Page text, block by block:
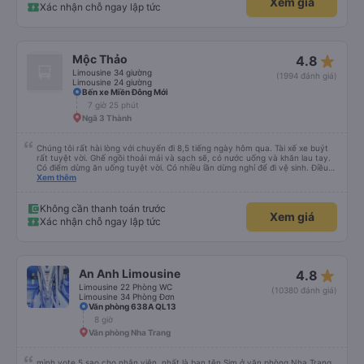
Xác nhận chỗ ngay lập tức
Mộc Thảo
Limousine 34 giường
Limousine 24 giường
4.8 star_rate
(1994 đánh giá)
Bến xe Miền Đông Mới
7 giờ 25 phút
Ngã 3 Thành
Chúng tôi rất hài lòng với chuyến đi 8,5 tiếng ngày hôm qua. Tài xế xe buýt
rất tuyệt vời. Ghế ngồi thoải mái và sạch sẽ, có nước uống và khăn lau tay.
Có điểm dừng ăn uống tuyệt vời. Có nhiều lần dừng nghỉ để đi vệ sinh. Điều
duy nhất tôi muốn đề xuất để cải thiện là cho phép thanh toán bằng thẻ
Xem thêm
Không cần thanh toán trước
Xác nhận chỗ ngay lập tức
Xem giá
An Anh Limousine
Limousine 22 Phòng WC
Limousine 34 Phòng Đơn
4.8 star_rate
(10380 đánh giá)
Văn phòng 638A QL13
8 giờ
Văn phòng Nha Trang